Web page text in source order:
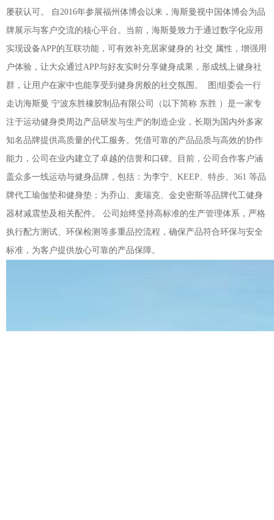
屡获认可。 自2016年参展福州体博会以来，海斯曼视中国体博会为品
牌展示与客户交流的核心平台。当前，海斯曼致力于通过数字化应用
实现设备APP的互联功能，可有效补充居家健身的 社交 属性，增强用
户体验，让大众通过APP与好友实时分享健身成果，形成线上健身社
群，让用户在家中也能享受到健身房般的社交氛围。
图|组委会一行
走访海斯曼 宁波东胜橡胶制品有限公司（以下简称 东胜 ）是一家专
注于运动健身类周边产品研发与生产的制造企业，长期为国内外多家
知名品牌提供高质量的代工服务。凭借可靠的产品品质与高效的协作
能力，公司在业内建立了卓越的信誉和口碑。目前，公司合作客户涵
盖众多一线运动与健身品牌，包括：为李宁、KEEP、特步、361 等品
牌代工瑜伽垫和健身垫；为乔山、麦瑞克、金史密斯等品牌代工健身
器材减震垫及相关配件。 公司始终坚持高标准的生产管理体系，严格
执行配方测试、环保检测等多重品控流程，确保产品符合环保与安全
标准，为客户提供放心可靠的产品保障。